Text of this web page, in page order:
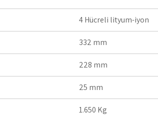
4 Hücreli lityum-iyon
332 mm
228 mm
25 mm
1.650 Kg